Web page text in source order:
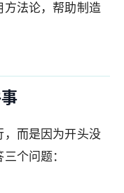
方法论，帮助制造
，而是因为开头没
个问题：